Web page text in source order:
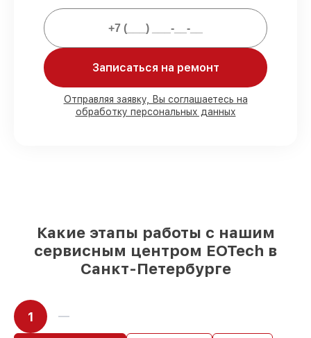
Мы гарантируем:
80%
ремонтов проводим в присутствии
клиента
установке в Санкт-Петербурге,
остальные доставляются быстро
Записаться на ремонт
Отправляя заявку, Вы соглашаетесь на
обработку персональных данных
Какие этапы работы с нашим
сервисным центром EOTech в
Санкт-Петербурге
1